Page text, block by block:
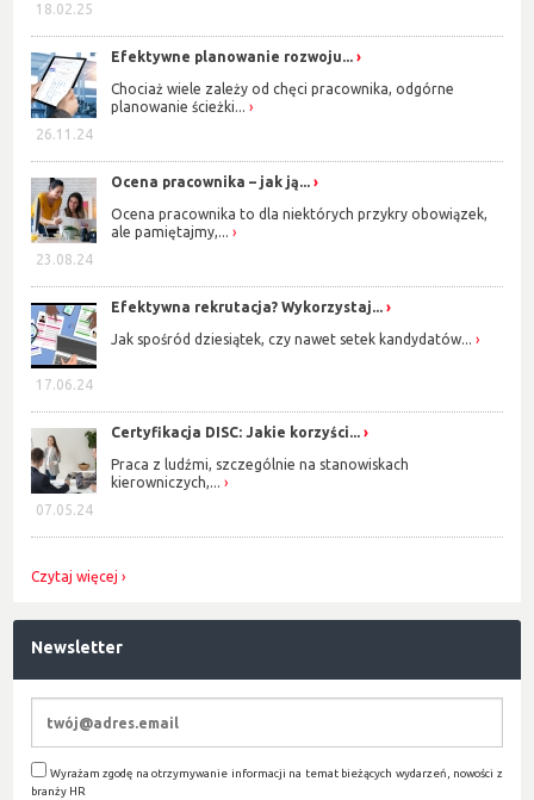
18.02.25
26.11.24
Efektywne planowanie rozwoju...
Chociaż wiele zależy od chęci pracownika, odgórne
planowanie ścieżki...
23.08.24
Ocena pracownika – jak ją...
Ocena pracownika to dla niektórych przykry obowiązek,
ale pamiętajmy,...
17.06.24
Efektywna rekrutacja? Wykorzystaj...
Jak spośród dziesiątek, czy nawet setek kandydatów...
07.05.24
Certyfikacja DISC: Jakie korzyści...
Praca z ludźmi, szczególnie na stanowiskach
kierowniczych,...
Czytaj więcej
Newsletter
Wyrażam zgodę na otrzymywanie informacji na temat bieżących wydarzeń, nowości z
branży HR